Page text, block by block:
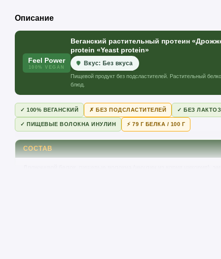
Описание
Feel Power
100% VEGAN
Веганский растительный протеин
protein «Yeast protein»
Вкус: Без вкуса
Пищевой продукт без подсластителей. Растительный
блюд.
✓ 100% ВЕГАНСКИЙ ✗ БЕЗ ПОДСЛАСТИТЕЛЕЙ ✓ БЕЗ
✓ ПИЩЕВЫЕ ВОЛОКНА ИНУЛИН ⚡ 79 Г БЕЛКА / 100 Г
СОСТАВ